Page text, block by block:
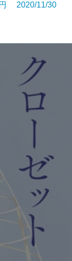
2020/11/30